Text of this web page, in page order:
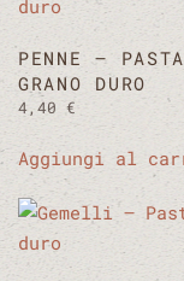
PENNE –
GRANO DURO
4,40 €
Aggiungi al